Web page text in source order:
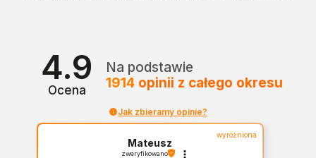
4.9
Ocena
Na podstawie
1914 opinii z całego okresu
Jak zbieramy opinie?
wyróżniona
Mateusz
zweryfikowano